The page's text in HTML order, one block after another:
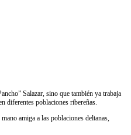
Salazar, sino que también ya trabaja
diferentes poblaciones ribereñas.
amiga a las poblaciones deltanas,